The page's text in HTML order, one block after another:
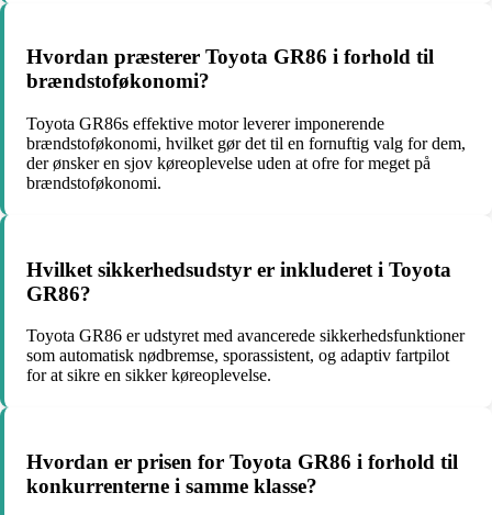
Hvordan præsterer Toyota GR86 i forhold til
brændstoføkonomi?
Toyota GR86s effektive motor leverer imponerende
brændstoføkonomi, hvilket gør det til en fornuftig valg for dem,
der ønsker en sjov køreoplevelse uden at ofre for meget på
brændstoføkonomi.
Hvilket sikkerhedsudstyr er inkluderet i Toyota
GR86?
Toyota GR86 er udstyret med avancerede sikkerhedsfunktioner
som automatisk nødbremse, sporassistent, og adaptiv fartpilot
for at sikre en sikker køreoplevelse.
Hvordan er prisen for Toyota GR86 i forhold til
konkurrenterne i samme klasse?